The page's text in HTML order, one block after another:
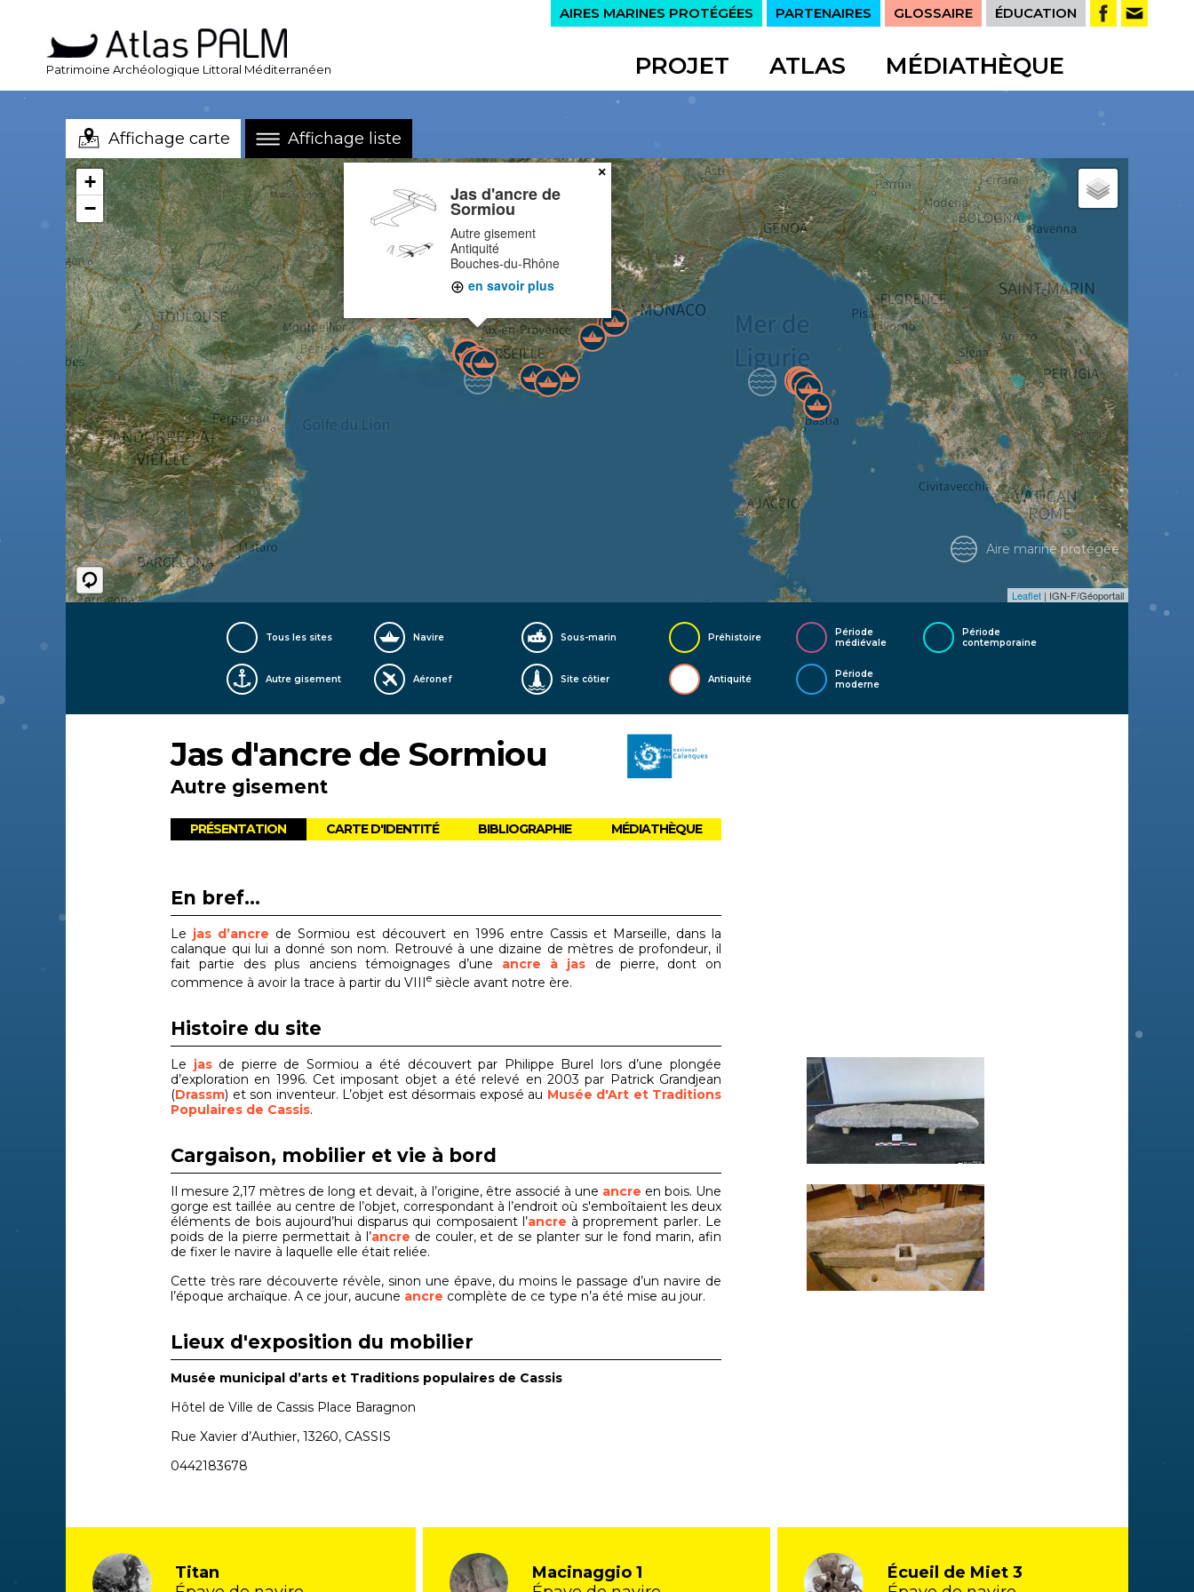
Patrimoine Archéologique Littoral Méditerranéen
AIRES MARINES PROTÉGÉES PARTENAIRES GLOSSAIRE ÉDUCATION
PROJET ATLAS MÉDIATHÈQUE
Affichage carte Affichage liste
Jas d'ancre de
Sormiou
Autre gisement
Antiquité
Bouches-du-Rhône
en savoir plus
×
+
−
Leaflet | IGN-F/Géoportail
Aire marine protégée
Tous les sites Navire Sous-marin
Autre gisement Aéronef Site côtier
Préhistoire
Période
médiévale
Période
contemporaine
Antiquité
Période
moderne
Jas d'ancre de Sormiou
Autre gisement
PRÉSENTATION CARTE D'IDENTITÉ BIBLIOGRAPHIE MÉDIATHÈQUE
En bref...
Le jas d’ancre de Sormiou est découvert en 1996 entre Cassis et Marseille, dans la
calanque qui lui a donné son nom. Retrouvé à une dizaine de mètres de profondeur, il
fait partie des plus anciens témoignages d’une ancre à jas de pierre, dont on
commence à avoir la trace à partir du VIIIe siècle avant notre ère.
Histoire du site
Le jasde pierre de Sormiou a été découvert par Philippe Burel lors d’une plongée
d’exploration en 1996. Cet imposant objet a été relevé en 2003 par Patrick Grandjean
(Drassm) et son inventeur. L’objet est désormais exposé au Musée d'Art et Traditions
Populaires de Cassis.
Cargaison, mobilier et vie à bord
Il mesure 2,17 mètres de long et devait, à l’origine, être associé à une ancre en bois. Une
gorge est taillée au centre de l’objet, correspondant à l’endroit où s'emboîtaient les deux
éléments de bois aujourd’hui disparus qui composaient l’ancre à proprement parler. Le
poids de la pierre permettait à l’ancre de couler, et de se planter sur le fond marin, afin
de fixer le navire à laquelle elle était reliée.
Cette très rare découverte révèle, sinon une épave, du moins le passage d’un navire de
l’époque archaïque. A ce jour, aucune ancre complète de ce type n’a été mise au jour.
Lieux d'exposition du mobilier
Musée municipal d’arts et Traditions populaires de Cassis
Hôtel de Ville de Cassis Place Baragnon
Rue Xavier d’Authier, 13260, CASSIS
0442183678
Titan
Macinaggio 1
Écueil de Miet 3